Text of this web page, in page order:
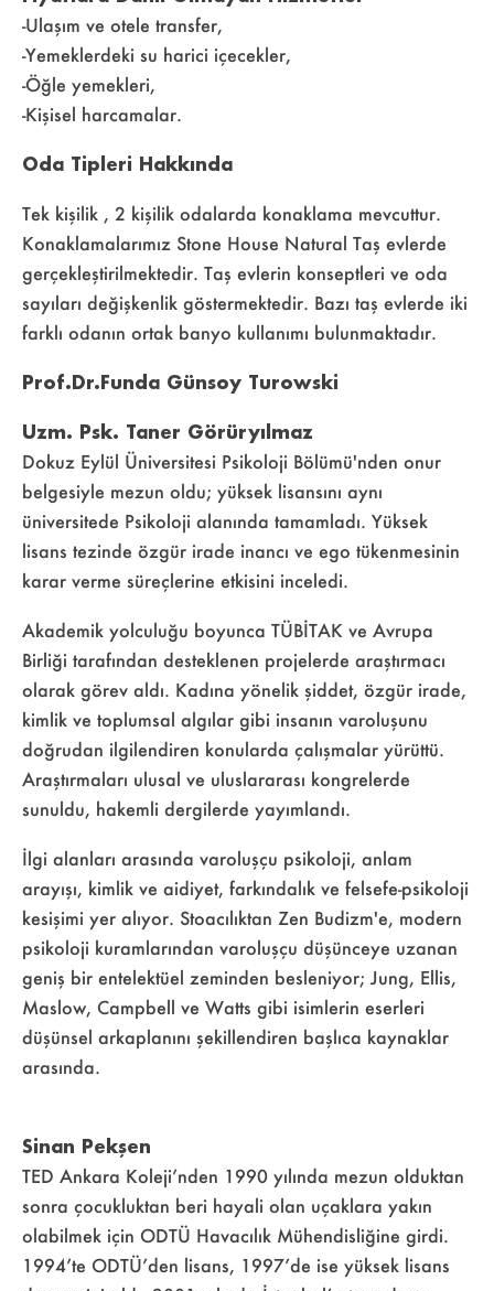
-Ulaşım ve otele transfer,
-Yemeklerdeki su harici içecekler,
-Öğle yemekleri,
-Kişisel harcamalar.
Oda Tipleri Hakkında
Tek kişilik , 2 kişilik odalarda konaklama mevcuttur.
Konaklamalarımız Stone House Natural Taş evlerde
gerçekleştirilmektedir. Taş evlerin konseptleri ve oda
sayıları değişkenlik göstermektedir. Bazı taş evlerde iki
farklı odanın ortak banyo kullanımı bulunmaktadır.
Prof.Dr.Funda Günsoy Turowski
Uzm. Psk. Taner Görüryılmaz
Dokuz Eylül Üniversitesi Psikoloji Bölümü'nden onur
belgesiyle mezun oldu; yüksek lisansını aynı
üniversitede Psikoloji alanında tamamladı. Yüksek
lisans tezinde özgür irade inancı ve ego tükenmesinin
karar verme süreçlerine etkisini inceledi.
Akademik yolculuğu boyunca TÜBİTAK ve Avrupa
Birliği tarafından desteklenen projelerde araştırmacı
olarak görev aldı. Kadına yönelik şiddet, özgür irade,
kimlik ve toplumsal algılar gibi insanın varoluşunu
doğrudan ilgilendiren konularda çalışmalar yürüttü.
Araştırmaları ulusal ve uluslararası kongrelerde
sunuldu, hakemli dergilerde yayımlandı.
İlgi alanları arasında varoluşçu psikoloji, anlam
arayışı, kimlik ve aidiyet, farkındalık ve felsefe-psikoloji
kesişimi yer alıyor. Stoacılıktan Zen Budizm'e, modern
psikoloji kuramlarından varoluşçu düşünceye uzanan
geniş bir entelektüel zeminden besleniyor; Jung, Ellis,
Maslow, Campbell ve Watts gibi isimlerin eserleri
düşünsel arkaplanını şekillendiren başlıca kaynaklar
arasında.
Sinan Pekşen
TED Ankara Koleji’nden 1990 yılında mezun olduktan
sonra çocukluktan beri hayali olan uçaklara yakın
olabilmek için ODTÜ Havacılık Mühendisliğine girdi.
1994’te ODTÜ’den lisans, 1997’de ise yüksek lisans